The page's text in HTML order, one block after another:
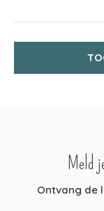
Meld
Ontvang de